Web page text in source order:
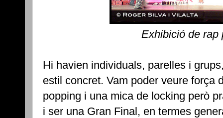
Exhibició de rap
Hi havien individuals, parelles i
estil concret. Vam poder veure força
popping i una mica de locking però
i ser una Gran Final, en termes